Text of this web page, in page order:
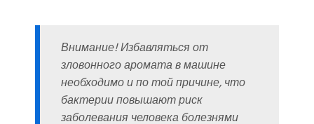
Внимание! Избавляться от
зловонного аромата в машине
необходимо и по той причине, что
бактерии повышают риск
заболевания человека болезнями